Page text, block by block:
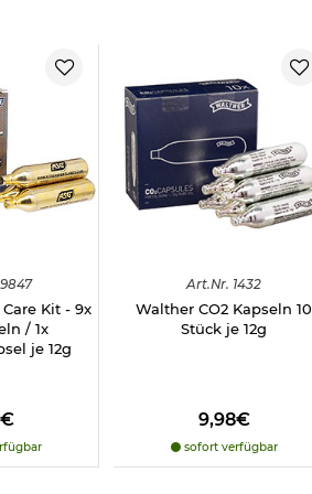
ebenfalls
der CO2-
Kit - 9x
/ 1x
je 12g
Art.Nr. 1432
Walther CO2 Kapseln 10
Stück je 12g
9,98€
sofort verfügbar